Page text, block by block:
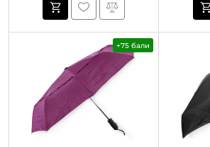
+75 бали